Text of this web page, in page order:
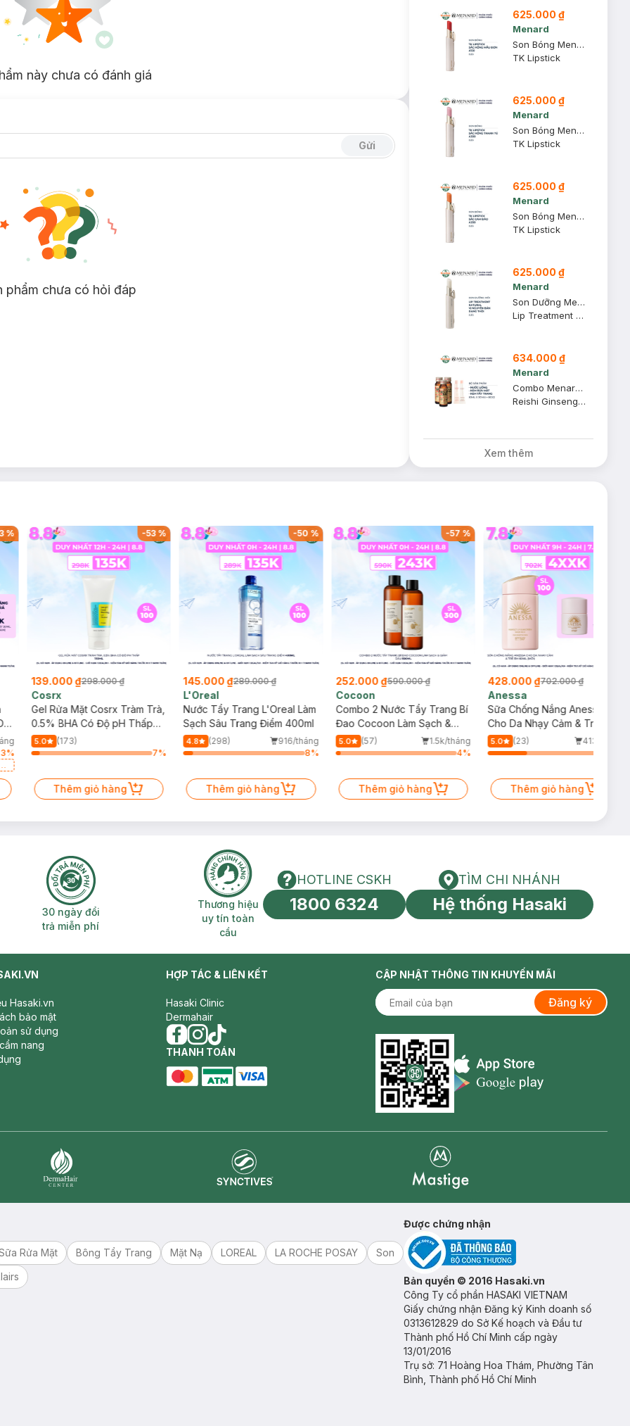
này chưa có đánh giá
Gửi
phẩm chưa có hỏi đáp
625.000 ₫
Menard
Son Bóng Menard TK Màu Hồng Mẫu Đơn A130 3.2g
TK Lipstick
625.000 ₫
Menard
Son Bóng Menard TK Màu Hồng Thanh Tú A300 3.2g
TK Lipstick
625.000 ₫
Menard
Son Bóng Menard TK Màu Cam Đào A200 3.2g
TK Lipstick
625.000 ₫
Menard
Son Dưỡng Menard Giàu Ẩm Không Màu 3.2g
Lip Treatment Natural
634.000 ₫
Menard
Combo Menard Nước Uống 50mlx3chai + Kem Rửa Mặt 8g + Kem Tẩy Trang 8g
Reishi Ginseng W Gold + Lisciare Cleansing Cream A + Lisciare Washing Cream A
Xem thêm
%
%
-53%
139.000 ₫298.000 ₫
Cosrx
Gel Rửa Mặt Cosrx Tràm Trà,
0.5% BHA Có Độ pH Thấp
150ml
5.0
(173)
7%
Thêm giỏ hàng
-50 %
145.000 ₫289.000 ₫
L'Oreal
Nước Tẩy Trang L'Oreal Làm
Sạch Sâu Trang Điểm 400ml
4.8 (298)
916/tháng
8%
Thêm giỏ hàng
-57 %
252.000 ₫590.000 ₫
Cocoon
Combo 2 Nước Tẩy Trang Bí
Đao Cocoon Làm Sạch &
Giảm Dầu 500ml
5.0 (57)
1.5k/tháng
4%
Thêm giỏ hàng
428.000 ₫702.000 ₫
Anessa
Sữa Chống Nắng Anessa
Cho Da Nhạy Cảm & Trẻ Em
60ml (Mới)
5.0 (23)
413/tháng
Thêm giỏ hàng
30 ngày đổi trả miễn phí
30 ngày đổi
trả miễn phí
Thương hiệu uy tín toàn cầu
Thương hiệu
uy tín toàn
cầu
HOTLINE CSKH
HOTLINE CSKH
1800 6324
Tìm chi nhánh
TÌM CHI NHÁNH
Hệ thống Hasaki
Hasaki.vn
bảo mật
sử dụng
nang
HỢP TÁC & LIÊN KẾT
Hasaki Clinic
Dermahair
facebook
instagram
tiktok
THANH TOÁN
CẬP NHẬT THÔNG TIN KHUYẾN MÃI
Đăng ký
Appstore icon
Rửa Mặt Bông Tẩy Trang Mặt Nạ LOREAL LA ROCHE POSAY
Son
Được chứng nhận
Bản quyền © 2016 Hasaki.vn
Công Ty cổ phần HASAKI VIETNAM
Giấy chứng nhận Đăng ký Kinh doanh số
0313612829 do Sở Kế hoạch và Đầu tư
Thành phố Hồ Chí Minh cấp ngày
13/01/2016
Trụ sở: 71 Hoàng Hoa Thám, Phường Tân
Bình, Thành phố Hồ Chí Minh